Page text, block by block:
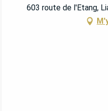
603 route de l'Etang,